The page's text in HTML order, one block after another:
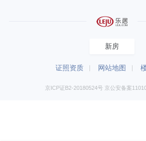
新房
证照资质 网站地图
京ICP证B2-20180524号 京公安备案